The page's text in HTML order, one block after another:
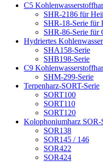
C5
SHR-2186 für
SHR-18-Serie für
SHR-86-Serie für
Hydriertes
SHA158-Serie
SHB198-Serie
C9
SHM-299-Serie
Terpenharz-SORT-Serie
SORT100
SORT110
SORT120
Kolophoniumharz SOR-
SOR138
SOR145 / 146
SOR422
SOR424